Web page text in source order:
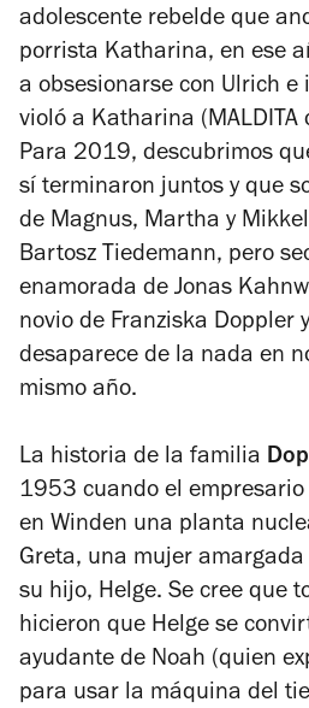
adolescente rebelde que
porrista Katharina, en ese
a obsesionarse con Ulrich e
violó a Katharina (MALDITA
Para 2019, descubrimos
sí terminaron juntos y que
de Magnus, Martha y
Bartosz Tiedemann, pero
enamorada de Jonas
novio de Franziska Doppler
desaparece de la nada en
mismo año.
La historia de la familia
1953 cuando el
en Winden una planta
Greta, una mujer
su hijo, Helge. Se cree que
hicieron que Helge se
ayudante de Noah (quien
para usar la máquina del